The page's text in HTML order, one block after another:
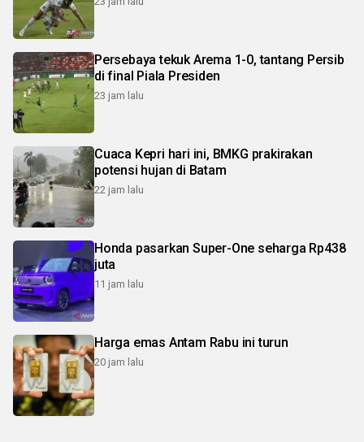
Persebaya tekuk Arema 1-0, tantang Persib
di final Piala Presiden
23 jam lalu
Cuaca Kepri hari ini, BMKG prakirakan
potensi hujan di Batam
22 jam lalu
Honda pasarkan Super-One seharga Rp438
juta
11 jam lalu
Harga emas Antam Rabu ini turun
20 jam lalu